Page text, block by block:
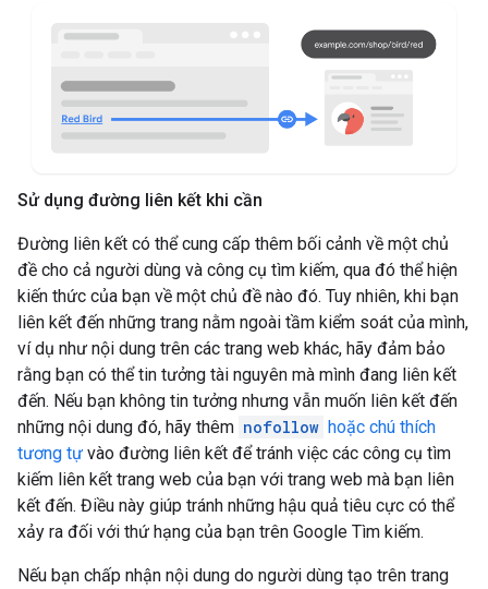
Sử dụng đường liên kết khi cần
Đường liên kết có thể cung cấp thêm bối cảnh về một chủ
đề cho cả người dùng và công cụ tìm kiếm, qua đó thể hiện
kiến thức của bạn về một chủ đề nào đó. Tuy nhiên, khi bạn
liên kết đến những trang nằm ngoài tầm kiểm soát của mình,
ví dụ như nội dung trên các trang web khác, hãy đảm bảo
rằng bạn có thể tin tưởng tài nguyên mà mình đang liên kết
đến. Nếu bạn không tin tưởng nhưng vẫn muốn liên kết đến
những nội dung đó, hãy thêm nofollow hoặc chú thích
tương tự vào đường liên kết để tránh việc các công cụ tìm
kiếm liên kết trang web của bạn với trang web mà bạn liên
kết đến. Điều này giúp tránh những hậu quả tiêu cực có thể
xảy ra đối với thứ hạng của bạn trên Google Tìm kiếm.
Nếu bạn chấp nhận nội dung do người dùng tạo trên trang